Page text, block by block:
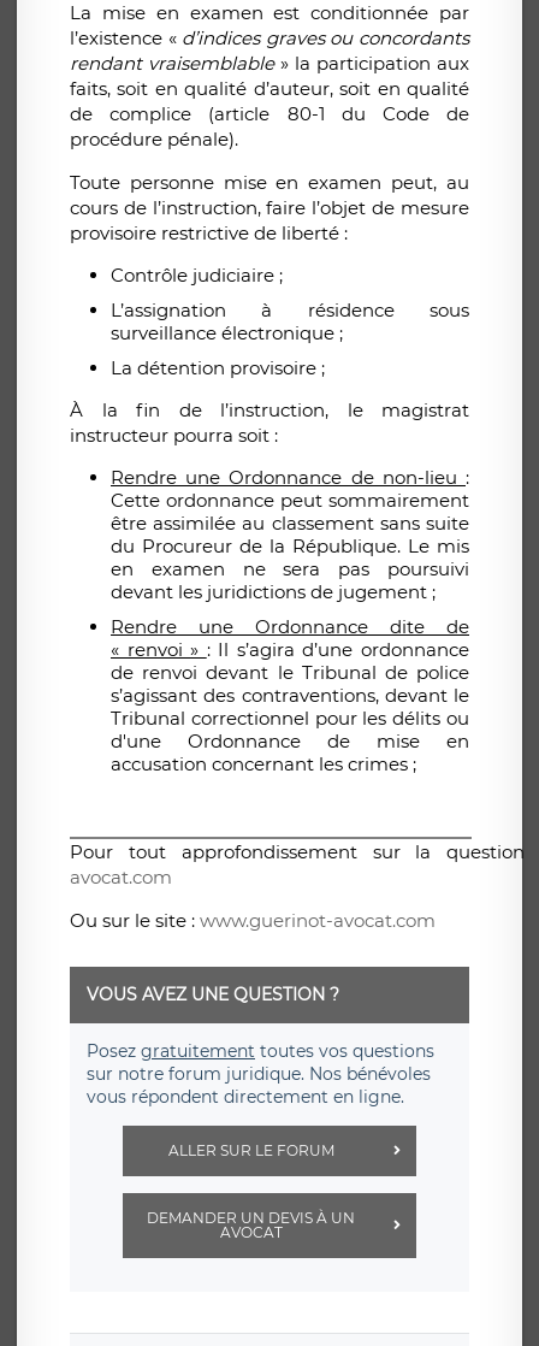
La mise en examen est conditionnée par
l’existence « d’indices graves ou concordants
rendant vraisemblable» la participation aux
faits, soit en qualité d’auteur, soit en qualité
de complice (article 80-1 du Code de
procédure pénale).
Toute personne mise en examen peut, au
cours de l’instruction, faire l’objet de mesure
provisoire restrictive de liberté :
Contrôle judiciaire ;
L’assignation à résidence sous
surveillance électronique ;
La détention provisoire ;
À la fin de l’instruction, le magistrat
instructeur pourra soit :
Rendre une Ordonnance de non-lieu :
Cette ordonnance peut sommairement
être assimilée au classement sans suite
du Procureur de la République. Le mis
en examen ne sera pas poursuivi
devant les juridictions de jugement ;
Rendre une Ordonnance dite de
« renvoi » : Il s’agira d’une ordonnance
de renvoi devant le Tribunal de police
s’agissant des contraventions, devant le
Tribunal correctionnel pour les délits ou
d'une Ordonnance de mise en
accusation concernant les crimes ;
Pour tout approfondissement sur la
avocat.com
Ou sur le site : www.guerinot-avocat.com
VOUS AVEZ UNE QUESTION ?
Posez gratuitement toutes vos questions
sur notre forum juridique. Nos bénévoles
vous répondent directement en ligne.
ALLER SUR LE FORUM
DEMANDER UN DEVIS À UN
AVOCAT